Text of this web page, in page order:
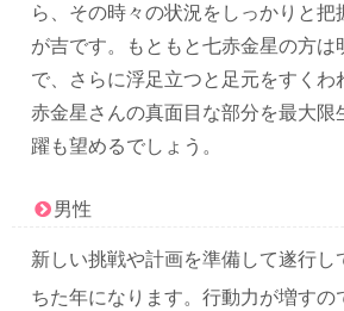
ら、その時々の状況をしっかりと
が吉です。もともと七赤金星の方は
で、さらに浮足立つと足元をすく
赤金星さんの真面目な部分を最大限
躍も望めるでしょう。
男性
新しい挑戦や計画を準備して遂行し
ちた年になります。行動力が増すの